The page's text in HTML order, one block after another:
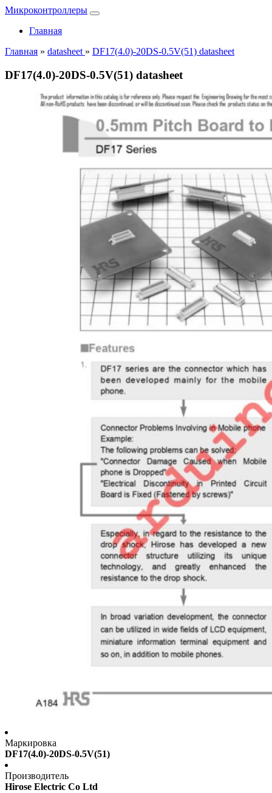
Микроконтроллеры
Главная
Главная » datasheet » DF17(4.0)-20DS-0.5V(51) datasheet
DF17(4.0)-20DS-0.5V(51) datasheet
Маркировка
DF17(4.0)-20DS-0.5V(51)
Производитель
Hirose Electric Co Ltd